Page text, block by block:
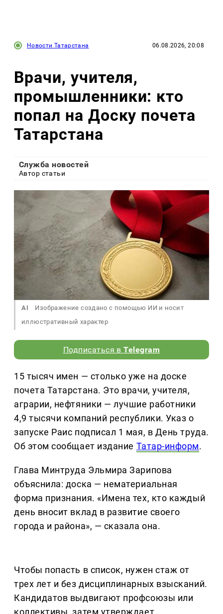
Новости Татарстана 06.08.2026, 20:08
Врачи, учителя,
промышленники: кто
попал на Доску почета
Татарстана
Служба новостей
Автор статьи
AI
Изображение создано с помощью ИИ и носит
иллюстративный характер
Подписаться вTelegram
15 тысяч имен — столько уже на доске
почета Татарстана. Это врачи, учителя,
аграрии, нефтяники — лучшие работники
4,9 тысячи компаний республики. Указ о
запуске Раис подписал 1 мая, в День труда.
Об этом сообщает издание Татар-информ.
Глава Минтруда Эльмира Зарипова
объяснила: доска — нематериальная
форма признания. «Имена тех, кто каждый
день вносит вклад в развитие своего
города и района», — сказала она.
Чтобы попасть в список, нужен стаж от
трех лет и без дисциплинарных взысканий.
Кандидатов выдвигают профсоюзы или
коллективы, затем утверждает